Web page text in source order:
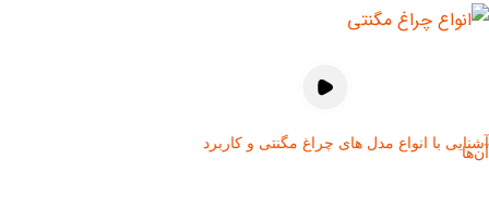
آشنایی با انواع مدل های چراغ مگنتی و کاربرد
آن‌ها